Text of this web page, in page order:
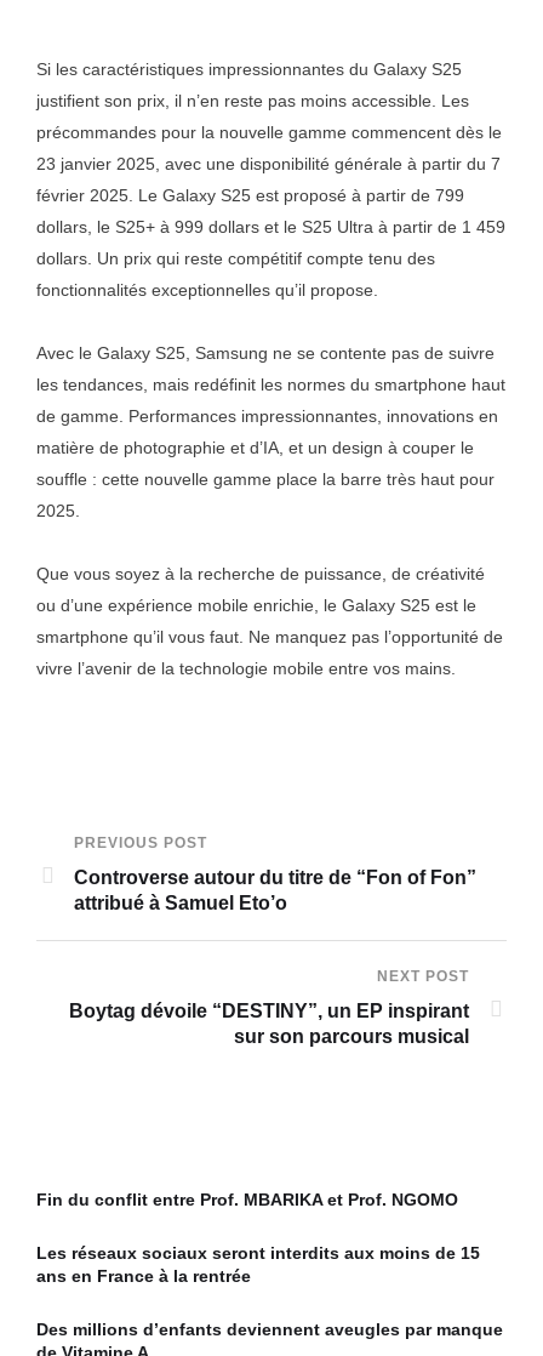
Si les caractéristiques impressionnantes du Galaxy S25
justifient son prix, il n’en reste pas moins accessible. Les
précommandes pour la nouvelle gamme commencent dès le
23 janvier 2025, avec une disponibilité générale à partir du 7
février 2025. Le Galaxy S25 est proposé à partir de 799
dollars, le S25+ à 999 dollars et le S25 Ultra à partir de 1 459
dollars. Un prix qui reste compétitif compte tenu des
fonctionnalités exceptionnelles qu’il propose.
Avec le Galaxy S25, Samsung ne se contente pas de suivre
les tendances, mais redéfinit les normes du smartphone haut
de gamme. Performances impressionnantes, innovations en
matière de photographie et d’IA, et un design à couper le
souffle : cette nouvelle gamme place la barre très haut pour
2025.
Que vous soyez à la recherche de puissance, de créativité
ou d’une expérience mobile enrichie, le Galaxy S25 est le
smartphone qu’il vous faut. Ne manquez pas l’opportunité de
vivre l’avenir de la technologie mobile entre vos mains.
PREVIOUS POST
Controverse autour du titre de “Fon of Fon”
attribué à Samuel Eto’o
NEXT POST
Boytag dévoile “DESTINY”, un EP inspirant
sur son parcours musical
Fin du conflit entre Prof. MBARIKA et Prof. NGOMO
Les réseaux sociaux seront interdits aux moins de 15
ans en France à la rentrée
Des millions d’enfants deviennent aveugles par manque